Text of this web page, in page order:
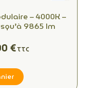
– 4000K –
9865 lm
€TTC